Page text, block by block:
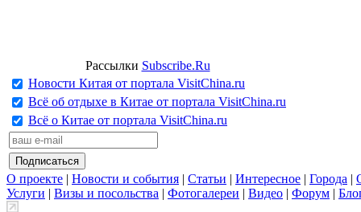
Рассылки Subscribe.Ru
Новости Китая от портала VisitChina.ru
Всё об отдыхе в Китае от портала VisitChina.ru
Всё о Китае от портала VisitChina.ru
О проекте | Новости и события | Статьи | Интересное | Города |
Услуги | Визы и посольства | Фотогалереи | Видео | Форум |